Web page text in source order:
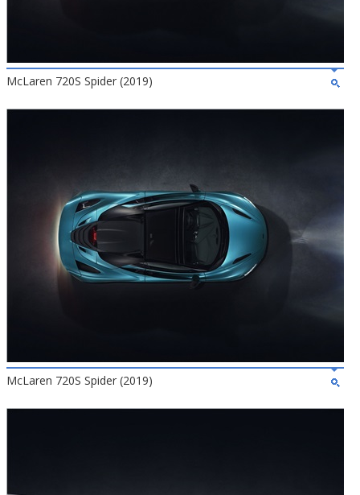
McLaren 720S Spider (2019)
McLaren 720S Spider (2019)